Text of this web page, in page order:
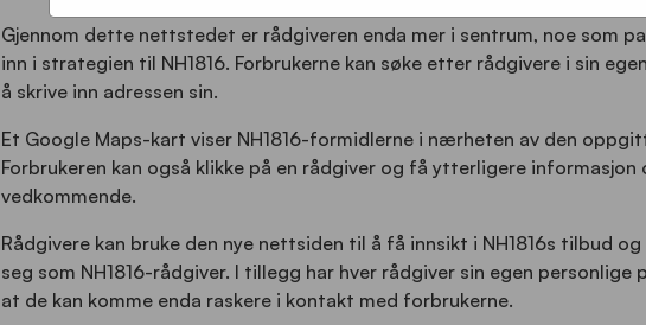
Gjennom dette nettstedet er rådgiveren enda mer i sentrum, noe som
inn i strategien til NH1816. Forbrukerne kan søke etter rådgivere i sin
å skrive inn adressen sin.
Et Google Maps-kart viser NH1816-formidlerne i nærheten av den
Forbrukeren kan også klikke på en rådgiver og få ytterligere informasjon
vedkommende.
Rådgivere kan bruke den nye nettsiden til å få innsikt i NH1816s tilbud
seg som NH1816-rådgiver. I tillegg har hver rådgiver sin egen personlige
at de kan komme enda raskere i kontakt med forbrukerne.